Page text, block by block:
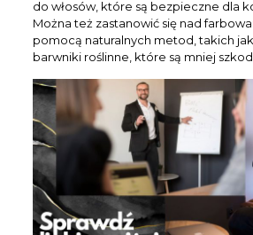
do włosów, które są bezpieczne dla
Można też zastanowić się nad
pomocą naturalnych metod, takich
barwniki roślinne, które są mniej